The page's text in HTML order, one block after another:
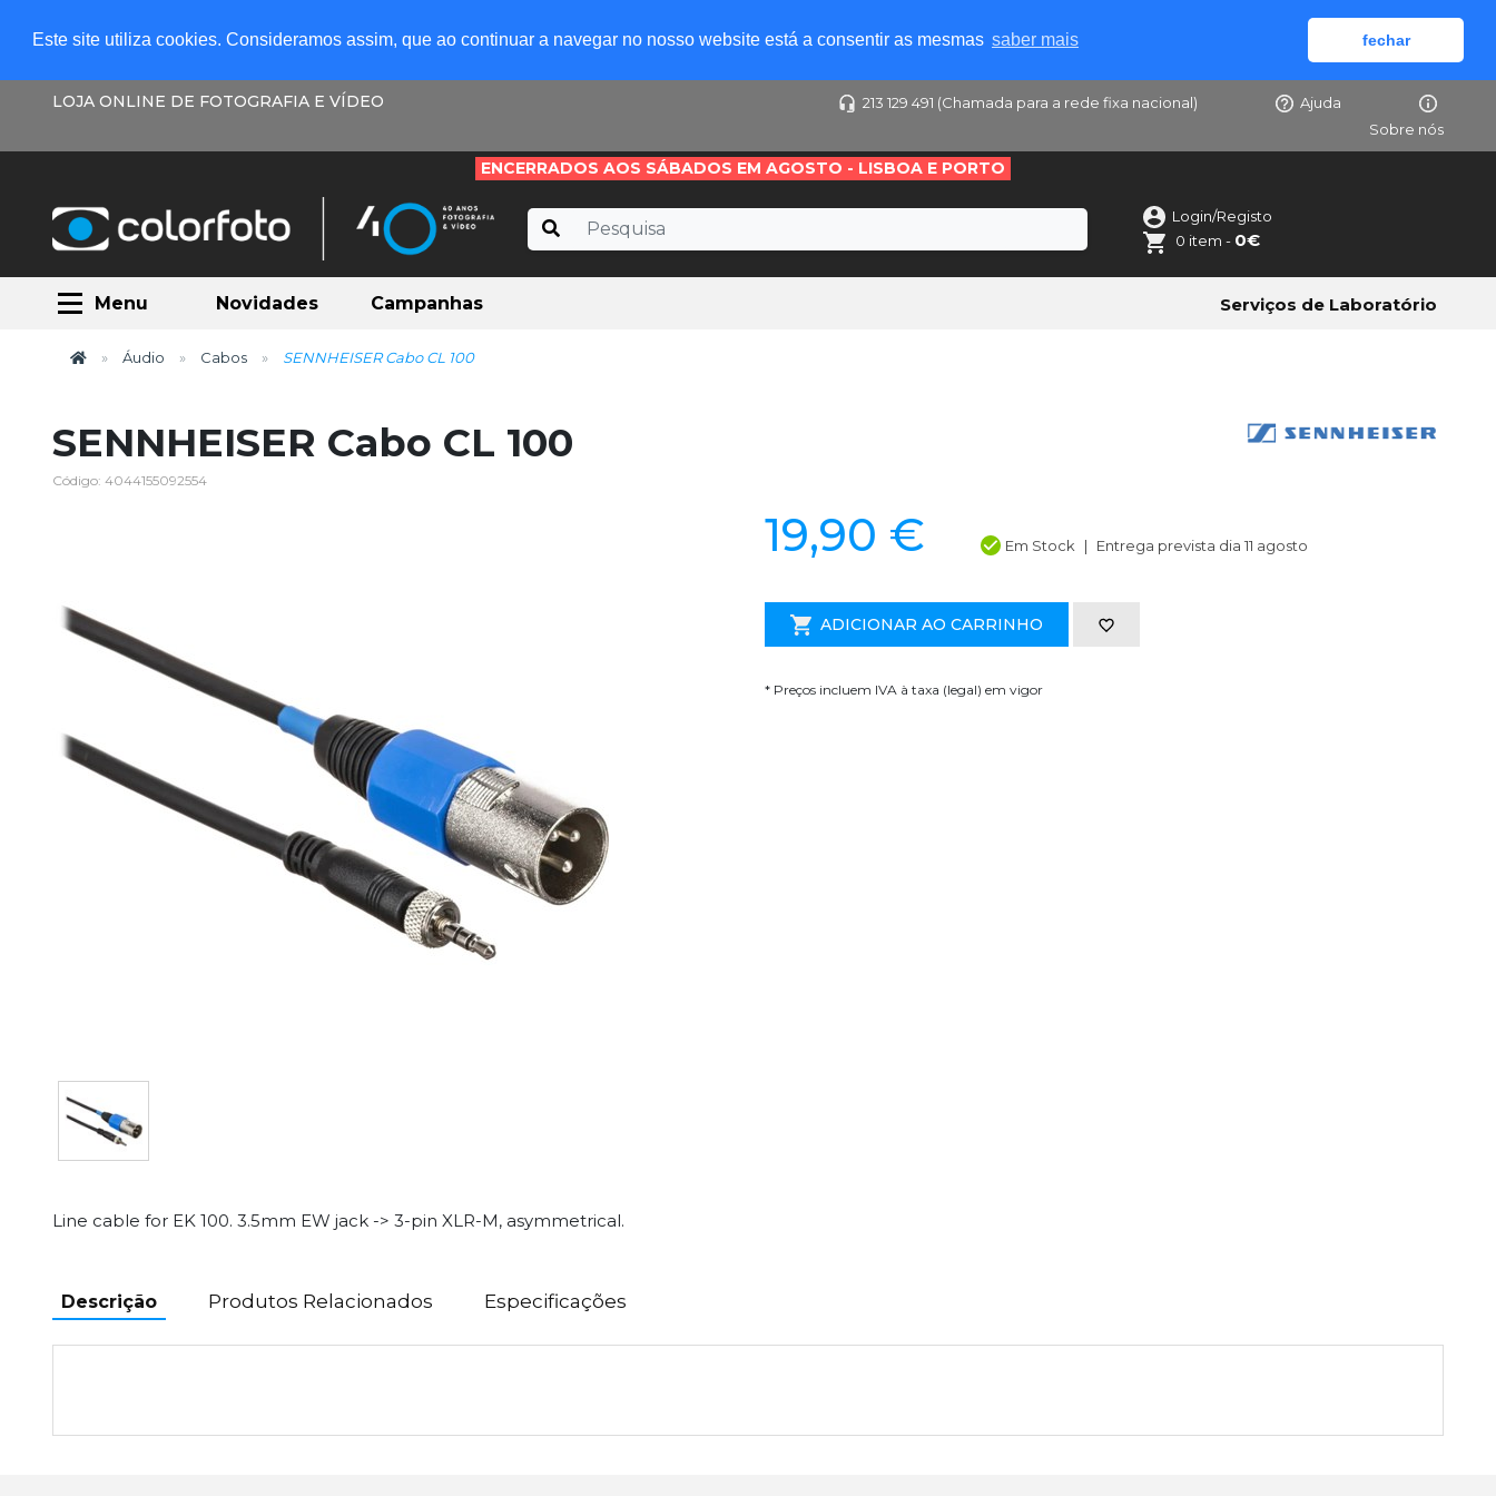
Este site utiliza cookies. Consideramos assim, que ao continuar a navegar no nosso website está a consentir as mesmas saber mais fechar
LOJA ONLINE DE FOTOGRAFIA E VÍDEO 213 129 491 (Chamada para a rede fixa nacional)
Ajuda
Sobre nós
ENCERRADOS AOS SÁBADOS EM AGOSTO - LISBOA E PORTO
Login/Registo
0 item - 0€
Menu Novidades Campanhas Serviços de Laboratório
Áudio Cabos SENNHEISER Cabo CL 100
SENNHEISER Cabo CL 100
Código: 4044155092554
Line cable for EK 100. 3.5mm EW jack -> 3-pin XLR-M, asymmetrical.
19,90 € Em Stock Entrega prevista dia 11 agosto
ADICIONAR AO CARRINHO
* Preços incluem IVA à taxa (legal) em vigor
Descrição Produtos Relacionados Especificações